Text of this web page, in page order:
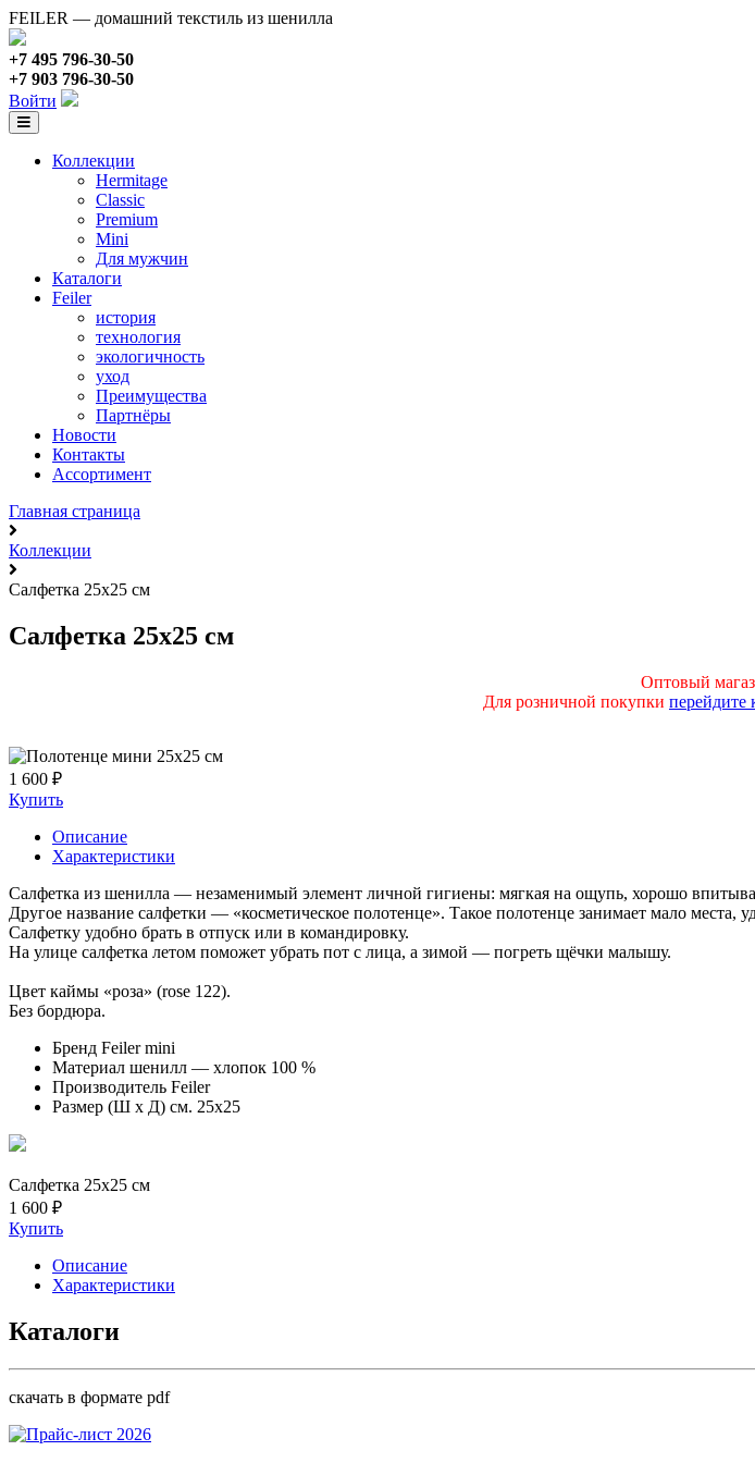
FEILER — домашний текстиль из шенилла
+7 495 796-30-50
+7 903 796-30-50
Войти
Коллекции
Hermitage
Classic
Premium
Mini
Для мужчин
Каталоги
Feiler
история
технология
экологичность
уход
Преимущества
Партнёры
Новости
Контакты
Ассортимент
Главная страница
Коллекции
Салфетка 25x25 см
Салфетка 25x25 см
Оптовый
Для розничной покупки перейдите
1 600 ₽
Купить
Описание
Характеристики
Салфетка из шенилла — незаменимый элемент личной гигиены: мягкая на ощупь, хорошо
Другое название салфетки — «косметическое полотенце». Такое полотенце занимает мало места,
Салфетку удобно брать в отпуск или в командировку.
На улице салфетка летом поможет убрать пот с лица, а зимой — погреть щёчки малышу.
Цвет каймы «роза» (rose 122).
Без бордюра.
Бренд Feiler mini
Материал шенилл — хлопок 100 %
Производитель Feiler
Размер (Ш х Д) см. 25x25
Салфетка 25x25 см
1 600 ₽
Купить
Описание
Характеристики
Каталоги
скачать в формате pdf